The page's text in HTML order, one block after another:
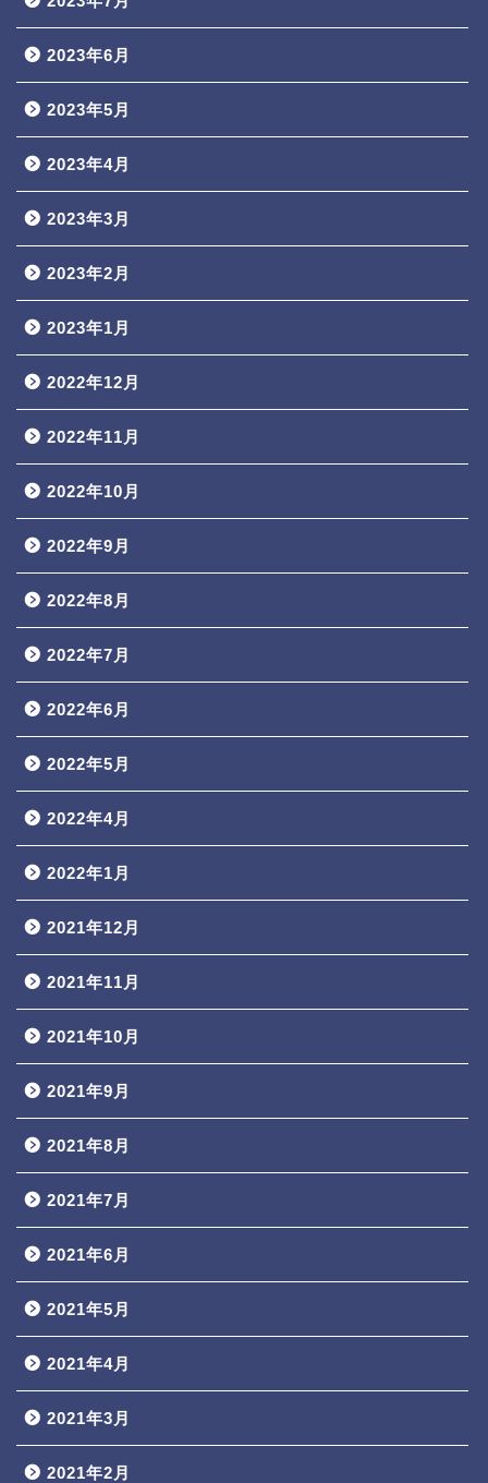
2023年6月
2023年5月
2023年4月
2023年3月
2023年2月
2023年1月
2022年12月
2022年11月
2022年10月
2022年9月
2022年8月
2022年7月
2022年6月
2022年5月
2022年4月
2022年1月
2021年12月
2021年11月
2021年10月
2021年9月
2021年8月
2021年7月
2021年6月
2021年5月
2021年4月
2021年3月
2021年2月